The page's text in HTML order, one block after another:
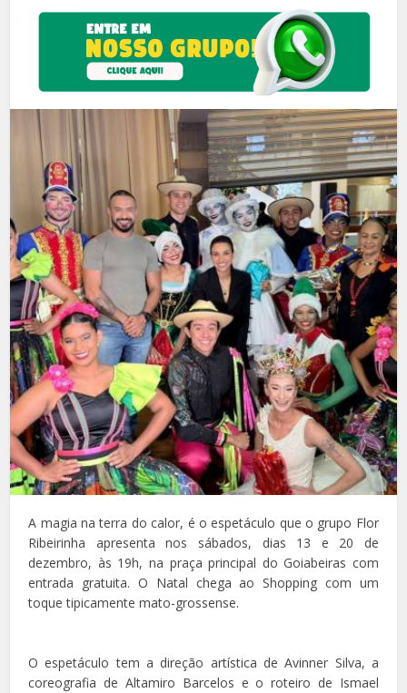
A magia na terra do calor, é o espetáculo que o grupo Flor
Ribeirinha apresenta nos sábados, dias 13 e 20 de
dezembro, às 19h, na praça principal do Goiabeiras com
entrada gratuita. O Natal chega ao Shopping com um
toque tipicamente mato-grossense.
O espetáculo tem a direção artística de Avinner Silva, a
coreografia de Altamiro Barcelos e o roteiro de Ismael